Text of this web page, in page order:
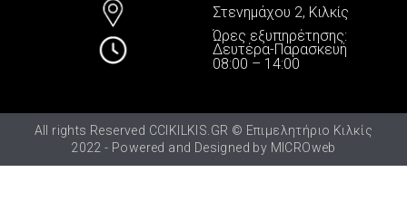
Στενημάχου 2, Κιλκίς
Ώρες εξυπηρέτησης:
Δευτέρα-Παρασκευή
08:00 – 14:00
All rights Reserved CCIKILKIS.GR © Επιμελητήριο Κιλκίς
2022 - Powered and Designed by MICROweb